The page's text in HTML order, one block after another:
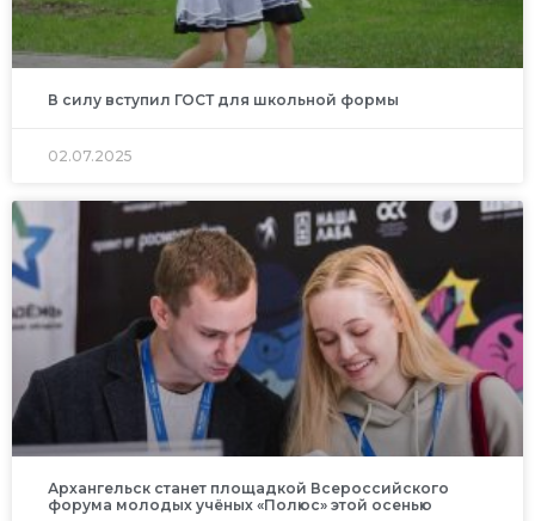
В силу вступил ГОСТ для школьной формы
02.07.2025
Архангельск станет площадкой Всероссийского
форума молодых учёных «Полюс» этой осенью